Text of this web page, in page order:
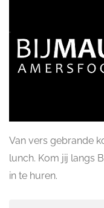
Van vers gebrande
lunch. Kom jij langs
in te huren.